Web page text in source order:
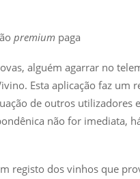
premium paga
alguém agarrar no
Esta aplicação faz
de outros utilizadores
não for imediata,
registo dos vinhos que